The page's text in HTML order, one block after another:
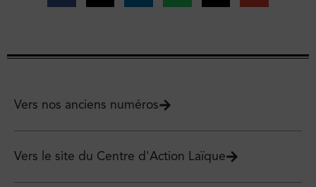
Vers nos anciens numéros
Vers le site du Centre d'Action Laïque